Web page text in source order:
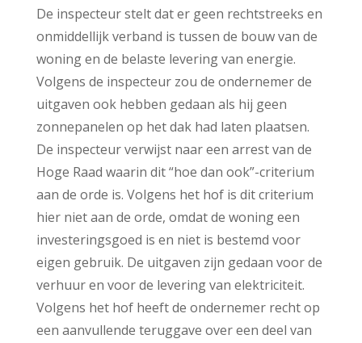
De inspecteur stelt dat er geen rechtstreeks en
onmiddellijk verband is tussen de bouw van de
woning en de belaste levering van energie.
Volgens de inspecteur zou de ondernemer de
uitgaven ook hebben gedaan als hij geen
zonnepanelen op het dak had laten plaatsen.
De inspecteur verwijst naar een arrest van de
Hoge Raad waarin dit “hoe dan ook”-criterium
aan de orde is. Volgens het hof is dit criterium
hier niet aan de orde, omdat de woning een
investeringsgoed is en niet is bestemd voor
eigen gebruik. De uitgaven zijn gedaan voor de
verhuur en voor de levering van elektriciteit.
Volgens het hof heeft de ondernemer recht op
een aanvullende teruggave over een deel van